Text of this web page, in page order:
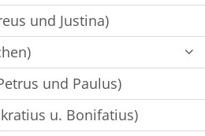
und Justina)
und Paulus)
u. Bonifatius)